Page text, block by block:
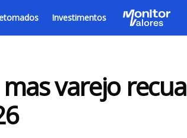
Investimentos
varejo recua